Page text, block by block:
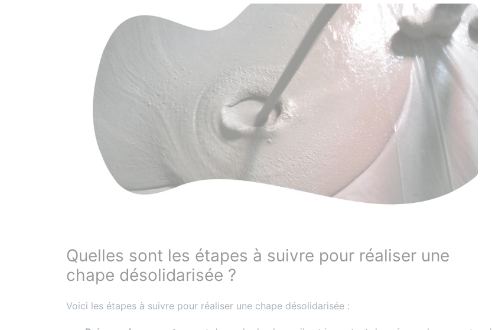
Quelles sont les étapes à suivre pour réaliser une
chape désolidarisée ?
Voici les étapes à suivre pour réaliser une chape désolidarisée :